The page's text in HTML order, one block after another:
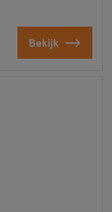
Bekijk